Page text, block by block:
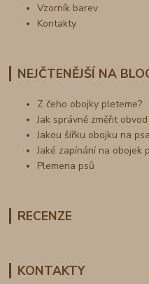
Vzorník barev
Kontakty
NEJČTENĚJŠÍ NA
Z čeho obojky pleteme?
Jak správně změřit
Jakou šířku obojku na
Jaké zapínání na obojek
Plemena psů
RECENZE
KONTAKTY